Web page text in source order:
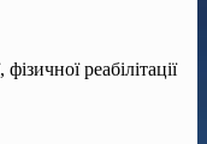
реабілітації